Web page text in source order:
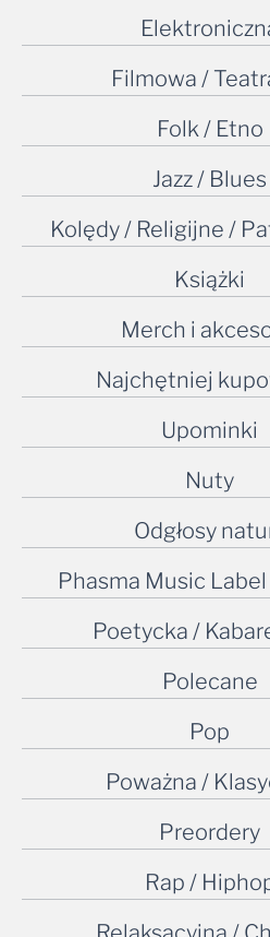
Filmowa /
Folk / Etno
Jazz / Blues
Kolędy / Religijne /
Książki
Merch i
Najchętniej
Upominki
Nuty
Odgłosy
Phasma Music
Poetycka /
Polecane
Pop
Poważna /
Preordery
Rap /